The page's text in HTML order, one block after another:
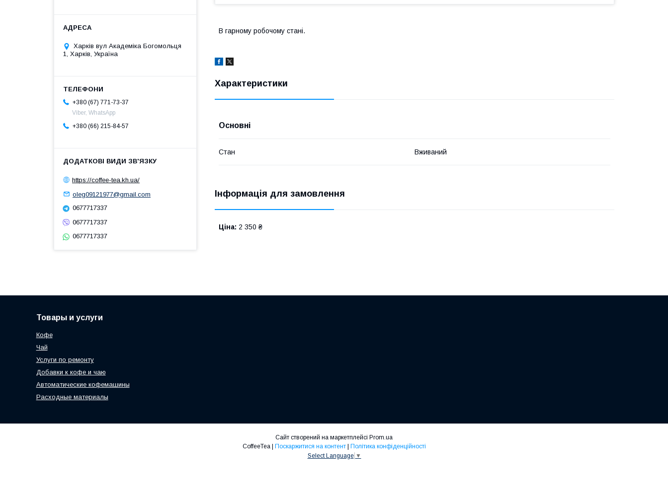
В гарному робочому стані.
Характеристики
Основні
Стан Вживаний
Інформація для замовлення
Ціна: 2 350 ₴
Харків вул Академіка Богомольця
1, Харків, Україна
+380 (67) 771-73-37
Viber, WhatsApp
+380 (66) 215-84-57
https://coffee-tea.kh.ua/
oleg09121977@gmail.com
0677717337
0677717337
0677717337
Товары и услуги
Кофе
Чай
Услуги по ремонту
Добавки к кофе и чаю
Автоматические кофемашины
Расходные материалы
Сайт створений на маркетплейсі Prom.ua
Поскаржитися на контент
Політика конфіденційності
Select Language ▼